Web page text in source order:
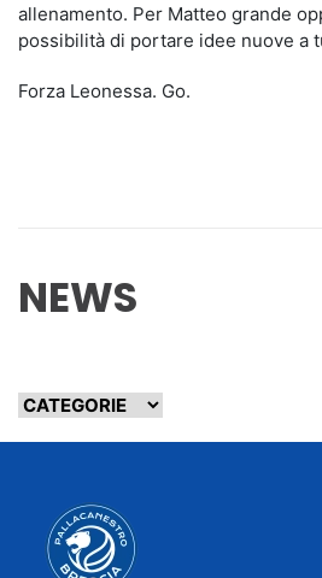
allenamento. Per Matteo grande
possibilità di portare idee nuove a
Forza Leonessa. Go.
NEWS